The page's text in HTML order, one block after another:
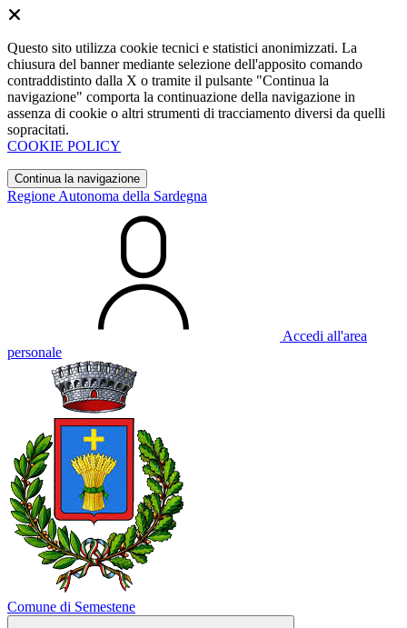
Questo sito utilizza cookie tecnici e statistici anonimizzati. La
chiusura del banner mediante selezione dell'apposito comando
contraddistinto dalla X o tramite il pulsante "Continua la
navigazione" comporta la continuazione della navigazione in
assenza di cookie o altri strumenti di tracciamento diversi da quelli
sopracitati.
COOKIE POLICY
Continua la navigazione
Regione Autonoma della Sardegna
Accedi all'area
personale
Comune di Semestene